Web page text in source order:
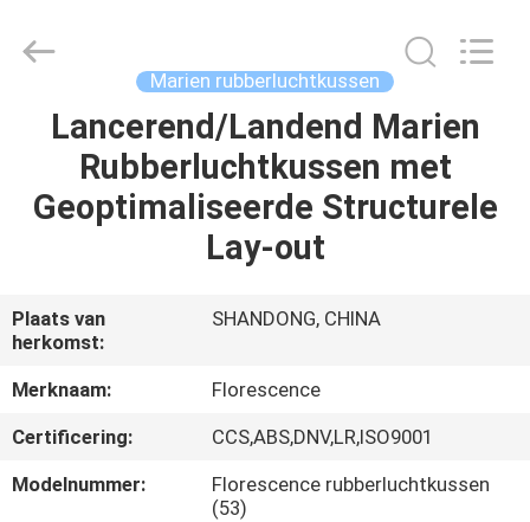
HUIS
PRODUCTEN
OVER
ONS
FABRIEKSRONDLEIDING
Marien rubberluchtkussen
Lancerend/Landend Marien
Rubberluchtkussen met
Geoptimaliseerde Structurele
Lay-out
Plaats van
herkomst:
SHANDONG, CHINA
Merknaam:
Florescence
Certificering:
CCS,ABS,DNV,LR,ISO9001
Modelnummer:
Florescence rubberluchtkussen
(53)